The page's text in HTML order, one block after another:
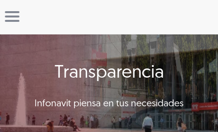
Transparencia
Infonavit piensa en tus necesidades